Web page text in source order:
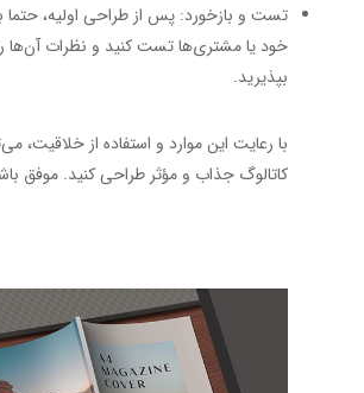
تست و بازخورد: پس از طراحی اولیه، حتما
خود یا مشتری‌ها تست کنید و نظرات آن‌ها
بپذیرید.
با رعایت این موارد و استفاده از خلاقیت،
کاتالوگ جذاب و مؤثر طراحی کنید. موفق